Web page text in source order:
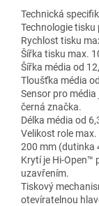
Technická
Technologie
Rychlost tisku
Šířka tisku max.
Šířka média od
Tloušťka média
Sensor pro
černá značka.
Délka média od
Velikost role
200 mm (dutinka
Krytí je Hi-Open™
uzavřením.
Tiskový
otevíratelnou